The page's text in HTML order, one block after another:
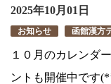
2025年10月01日
お知らせ 函館漢方
１０月のカレンダ
ントも開催中です